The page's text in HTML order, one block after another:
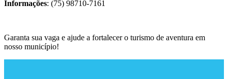
Informações: (75) 98710-7161
Garanta sua vaga e ajude a fortalecer o turismo de aventura em
nosso município!